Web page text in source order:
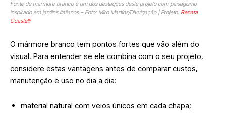
Fonte de mármore branco é um dos destaques deste projeto com paisagismo
inspirado em jardins italianos – Foto: Miro Martins/Divulgação | Projeto: Renata
Guastelli
O mármore branco tem pontos fortes que vão além do
visual. Para entender se ele combina com o seu projeto,
considere estas vantagens antes de comparar custos,
manutenção e uso no dia a dia:
material natural com veios únicos em cada chapa;